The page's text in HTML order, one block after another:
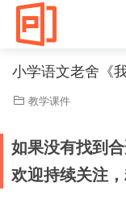
小学语文老舍《
教学课件
如果没有找到
欢迎持续关注